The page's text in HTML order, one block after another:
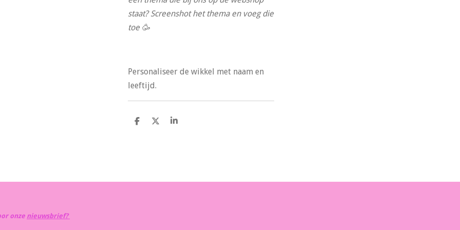
staat? Screenshot het thema en voeg die
toe 🥳
Personaliseer de wikkel met naam en
leeftijd.
D
D
S
onze nieuwsbrief?